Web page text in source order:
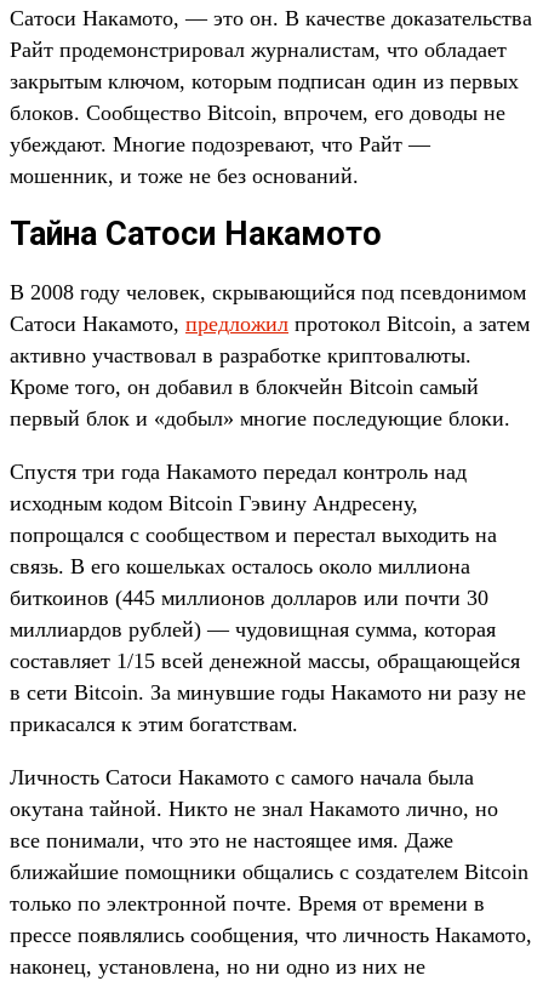
Сатоси Накамото, — это он. В качестве доказательства
Райт продемонстрировал журналистам, что обладает
закрытым ключом, которым подписан один из первых
блоков. Сообщество Bitcoin, впрочем, его доводы не
убеждают. Многие подозревают, что Райт —
мошенник, и тоже не без оснований.
Тайна Сатоси Накамото
В 2008 году человек, скрывающийся под псевдонимом
Сатоси Накамото, предложил протокол Bitcoin, а затем
активно участвовал в разработке криптовалюты.
Кроме того, он добавил в блокчейн Bitcoin самый
первый блок и «добыл» многие последующие блоки.
Спустя три года Накамото передал контроль над
исходным кодом Bitcoin Гэвину Андресену,
попрощался с сообществом и перестал выходить на
связь. В его кошельках осталось около миллиона
биткоинов (445 миллионов долларов или почти 30
миллиардов рублей) — чудовищная сумма, которая
составляет 1/15 всей денежной массы, обращающейся
в сети Bitcoin. За минувшие годы Накамото ни разу не
прикасался к этим богатствам.
Личность Сатоси Накамото с самого начала была
окутана тайной. Никто не знал Накамото лично, но
все понимали, что это не настоящее имя. Даже
ближайшие помощники общались с создателем Bitcoin
только по электронной почте. Время от времени в
прессе появлялись сообщения, что личность Накамото,
наконец, установлена, но ни одно из них не